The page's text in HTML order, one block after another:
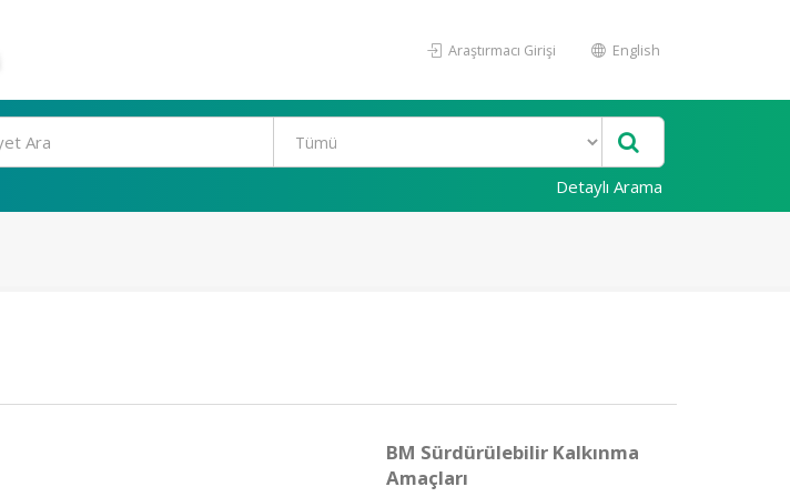
Araştırmacı Girişi English
Detaylı Arama
BM Sürdürülebilir Kalkınma
Amaçları